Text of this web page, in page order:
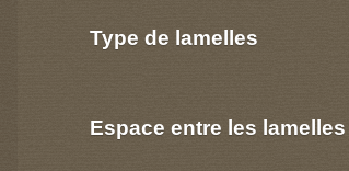
Type de lamelles
Espace entre les lamelles